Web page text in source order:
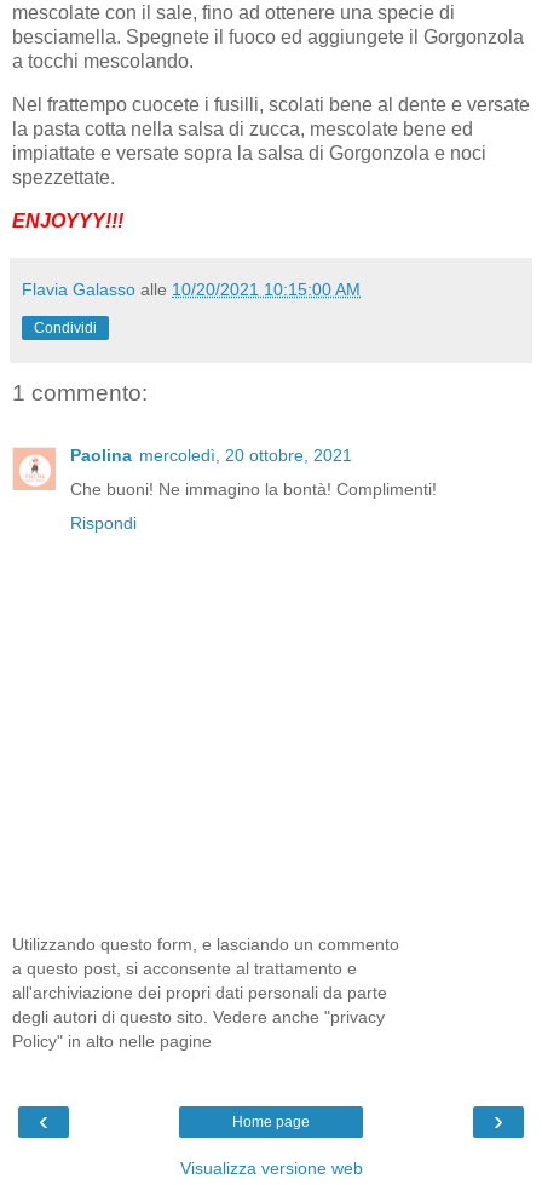
mescolate con il sale, fino ad ottenere una specie di
besciamella. Spegnete il fuoco ed aggiungete il Gorgonzola
a tocchi mescolando.
Nel frattempo cuocete i fusilli, scolati bene al dente e versate
la pasta cotta nella salsa di zucca, mescolate bene ed
impiattate e versate sopra la salsa di Gorgonzola e noci
spezzettate.
ENJOYYY!!!
Flavia Galasso alle 10/20/2021 10:15:00 AM
Condividi
1 commento:
Paolina mercoledì, 20 ottobre, 2021
Che buoni! Ne immagino la bontà! Complimenti!
Rispondi
Utilizzando questo form, e lasciando un commento
a questo post, si acconsente al trattamento e
all'archiviazione dei propri dati personali da parte
degli autori di questo sito. Vedere anche "privacy
Policy" in alto nelle pagine
‹ ›
Home page
Visualizza versione web